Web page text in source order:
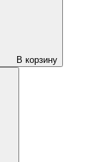
В корзину